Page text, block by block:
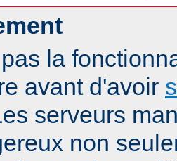
la
avant d'avoir
serveurs
non